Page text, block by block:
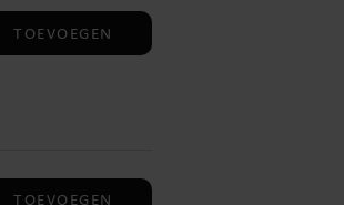
TOEVOEGEN
TOEVOEGEN